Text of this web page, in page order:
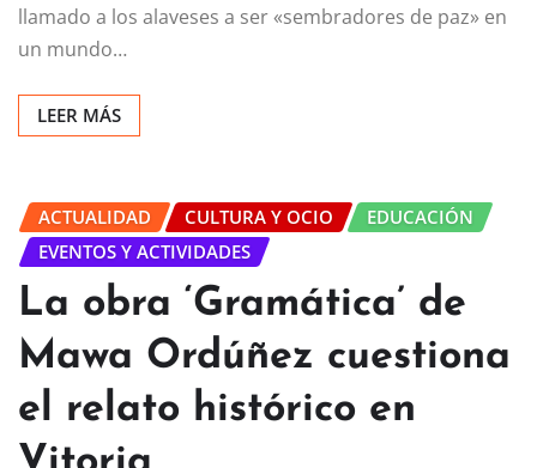
llamado a los alaveses a ser «sembradores de paz» en
un mundo…
LEER MÁS
ACTUALIDAD CULTURA Y OCIO
EDUCACIÓN
EVENTOS Y ACTIVIDADES
La obra ‘Gramática’ de
Mawa Ordúñez cuestiona
el relato histórico en